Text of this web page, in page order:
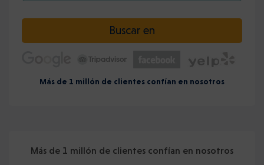
Buscar en
Más de 1 millón de clientes confían en nosotros
Más de 1 millón de clientes confían en nosotros